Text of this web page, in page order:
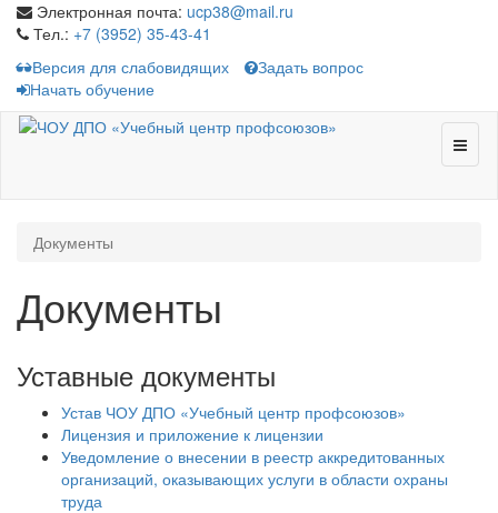
Электронная почта: ucp38@mail.ru
Тел.: +7 (3952) 35-43-41
Версия для слабовидящих
Задать вопрос
Начать обучение
Документы
Документы
Уставные документы
Устав ЧОУ ДПО «Учебный центр профсоюзов»
Лицензия и приложение к лицензии
Уведомление о внесении в реестр аккредитованных
организаций, оказывающих услуги в области охраны
труда